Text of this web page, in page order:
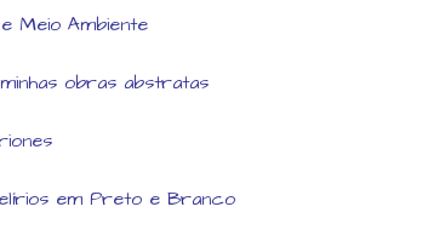
Meio Ambiente
obras abstratas
em Preto e Branco